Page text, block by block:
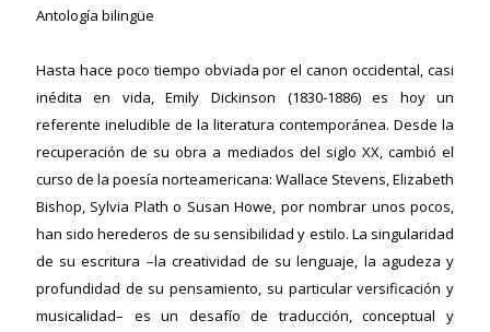
Antología bilingüe
Hasta hace poco tiempo obviada por el canon occidental, casi
inédita en vida, Emily Dickinson (1830-1886) es hoy un
referente ineludible de la literatura contemporánea. Desde la
recuperación de su obra a mediados del siglo XX, cambió el
curso de la poesía norteamericana: Wallace Stevens, Elizabeth
Bishop, Sylvia Plath o Susan Howe, por nombrar unos pocos,
han sido herederos de su sensibilidad y estilo. La singularidad
de su escritura –la creatividad de su lenguaje, la agudeza y
profundidad de su pensamiento, su particular versificación y
musicalidad– es un desafío de traducción, conceptual y